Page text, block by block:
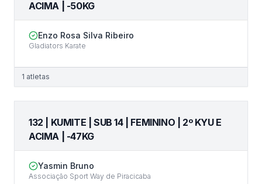
ACIMA | -50KG
Enzo Rosa Silva Ribeiro
Gladiators Karate
1 atletas
132 | KUMITE | SUB 14 | FEMININO | 2º KYU E
ACIMA | -47KG
Yasmin Bruno
Associação Sport Way de Piracicaba